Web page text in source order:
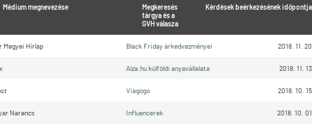
Megkeresés
tárgya és a
GVH válasza
Médium megnevezése Kérdések beérkezésének időpontja
Megyei Hírlap Black Friday árkedvezményei 2018. 11. 20
Alza.hu külföldi anyavállalata 2018. 11. 13
Viagogo 2018. 10. 15
Narancs Influencerek 2018. 10. 01